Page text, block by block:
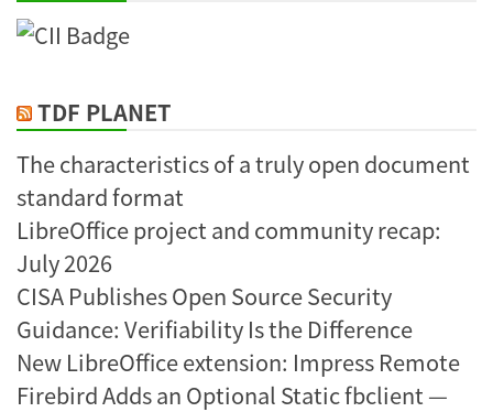
TDF PLANET
The characteristics of a truly open document
standard format
LibreOffice project and community recap:
July 2026
CISA Publishes Open Source Security
Guidance: Verifiability Is the Difference
New LibreOffice extension: Impress Remote
Firebird Adds an Optional Static fbclient —